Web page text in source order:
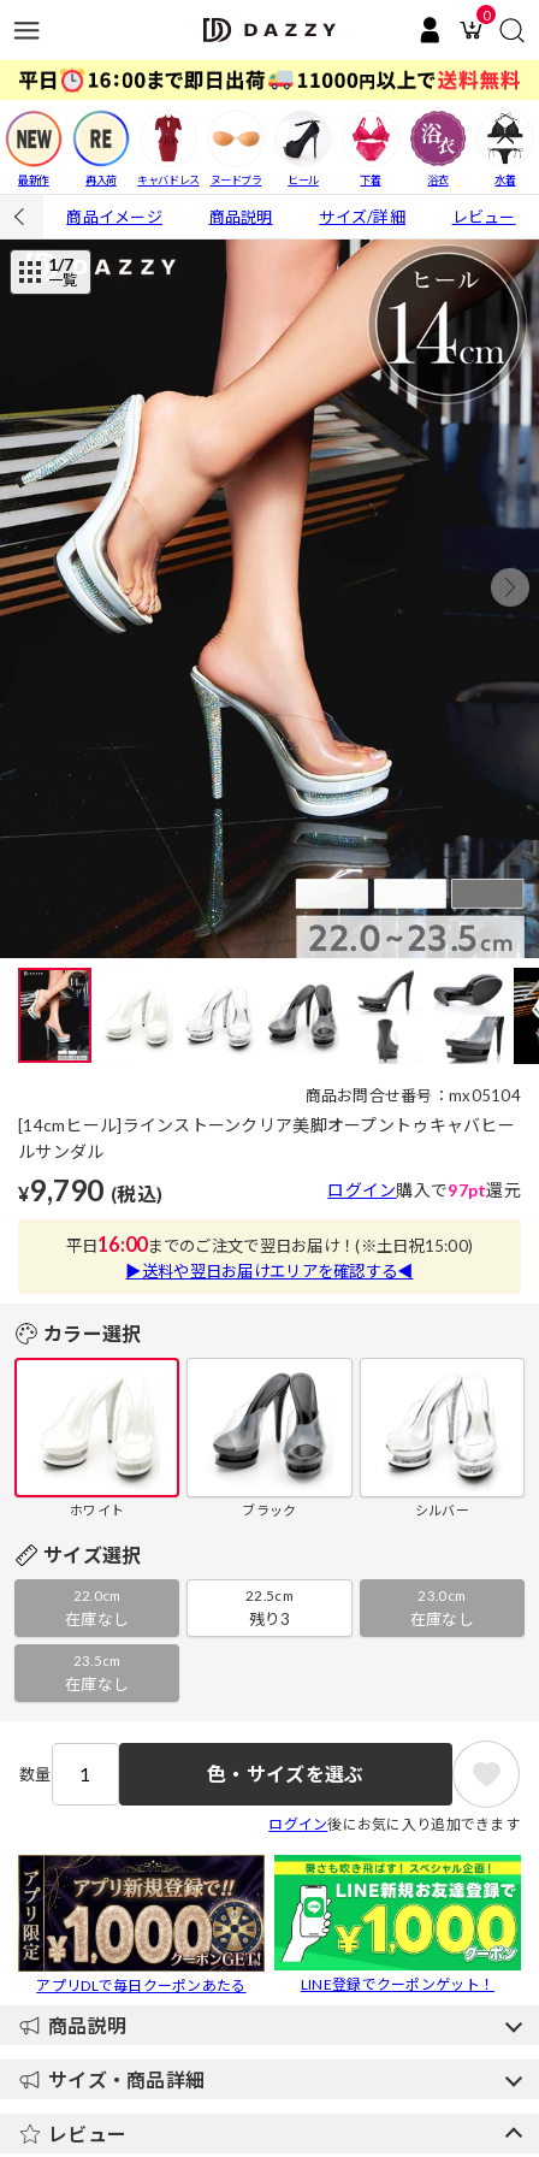
0
最新作 再入荷 キャバドレス ヌードブラ ヒール 下着 浴衣 水着
商品イメージ 商品説明 サイズ/詳細 レビュー
1/7
一覧
商品お問合せ番号：mx05104
[14cmヒール]ラインストーンクリア美脚オープントゥキャバヒー
ルサンダル
¥9,790 (税込) ログイン購入で97pt還元
平日16:00までのご注文で翌日お届け！(※土日祝15:00)
▶送料や翌日お届けエリアを確認する◀
カラー選択
ホワイト ブラック シルバー
サイズ選択
22.0cm
在庫なし
22.5cm
残り3
23.0cm
在庫なし
23.5cm
在庫なし
数量 色・サイズを選ぶ
ログイン後にお気に入り追加できます
アプリDLで毎日クーポンあたる LINE登録でクーポンゲット！
商品説明
サイズ・商品詳細
レビュー